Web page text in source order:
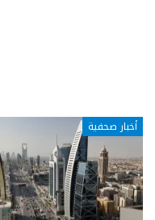
أخبار صحفية